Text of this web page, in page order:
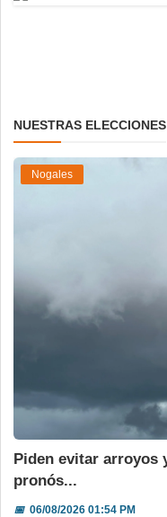
NUESTRAS ELECCIONES
Nogales
Piden evitar arroyos
pronós...
📅06/08/2026 01:54 PM